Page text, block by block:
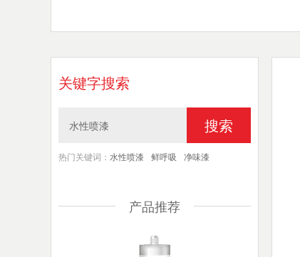
关键字搜索
搜索
热门关键词： 水性喷漆 鲜呼吸 净味漆
产品推荐